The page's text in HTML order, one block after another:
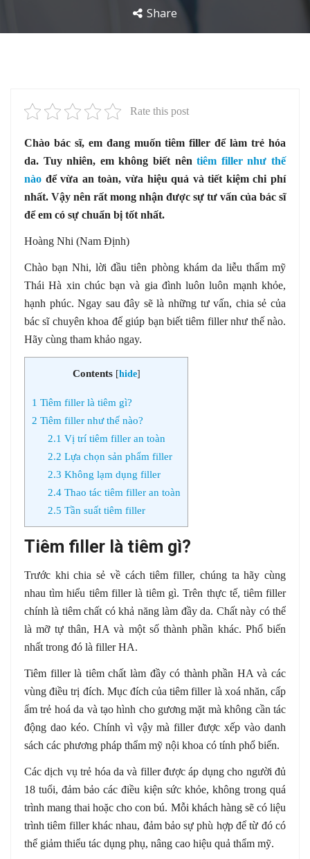
Share
Rate this post
Chào bác sĩ, em đang muốn tiêm filler để làm trẻ hóa
da. Tuy nhiên, em không biết nêntiêm filler như thế
nào để vừa an toàn, vừa hiệu quả và tiết kiệm chi phí
nhất. Vậy nên rất mong nhận được sự tư vấn của bác sĩ
để em có sự chuẩn bị tốt nhất.
Hoàng Nhi (Nam Định)
Chào bạn Nhi, lời đầu tiên phòng khám da liễu thẩm mỹ
Thái Hà xin chúc bạn và gia đình luôn luôn mạnh khỏe,
hạnh phúc. Ngay sau đây sẽ là những tư vấn, chia sẻ của
bác sĩ chuyên khoa để giúp bạn biết tiêm filler như thế nào.
Hãy cùng tham khảo ngay.
Contents [hide]
1 Tiêm filler là tiêm gì?
2 Tiêm filler như thế nào?
2.1 Vị trí tiêm filler an toàn
2.2 Lựa chọn sản phẩm filler
2.3 Không lạm dụng filler
2.4Thao tác tiêm filler an toàn
2.5 Tần suất tiêm filler
Tiêm filler là tiêm gì?
Trước khi chia sẻ về cách tiêm filler, chúng ta hãy cùng
nhau tìm hiểu tiêm filler là tiêm gì. Trên thực tế, tiêm filler
chính là tiêm chất có khả năng làm đầy da. Chất này có thể
là mỡ tự thân, HA và một số thành phần khác. Phổ biến
nhất trong đó là filler HA.
Tiêm filler là tiêm chất làm đầy có thành phần HA và các
vùng điều trị đích. Mục đích của tiêm filler là xoá nhăn, cấp
ẩm trẻ hoá da và tạo hình cho gương mặt mà không cần tác
động dao kéo. Chính vì vậy mà filler được xếp vào danh
sách các phương pháp thẩm mỹ nội khoa có tính phổ biến.
Các dịch vụ trẻ hóa da và filler được áp dụng cho người đủ
18 tuổi, đảm bảo các điều kiện sức khỏe, không trong quá
trình mang thai hoặc cho con bú. Mỗi khách hàng sẽ có liệu
trình tiêm filler khác nhau, đảm bảo sự phù hợp để từ đó có
thể giảm thiểu tác dụng phụ, nâng cao hiệu quả thẩm mỹ.